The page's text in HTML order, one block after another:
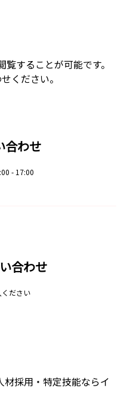
することが可能です。
ください。
合わせ
- 17:00
合わせ
ださい
採用・特定技能ならイ